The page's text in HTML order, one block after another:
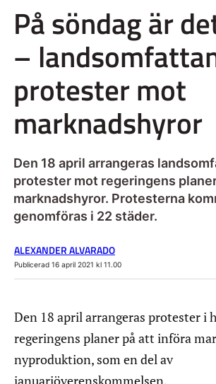
På söndag är
–
protester mot
marknadshyror
Den 18 april arrangeras
protester mot regeringens
marknadshyror. Protesterna
genomföras i 22 städer.
ALEXANDER ALVARADO
Publicerad 16 april 2021 kl 11.00
Den 18 april arrangeras protester i
regeringens planer på att införa
nyproduktion, som en del av
januariöverenskommelsen.